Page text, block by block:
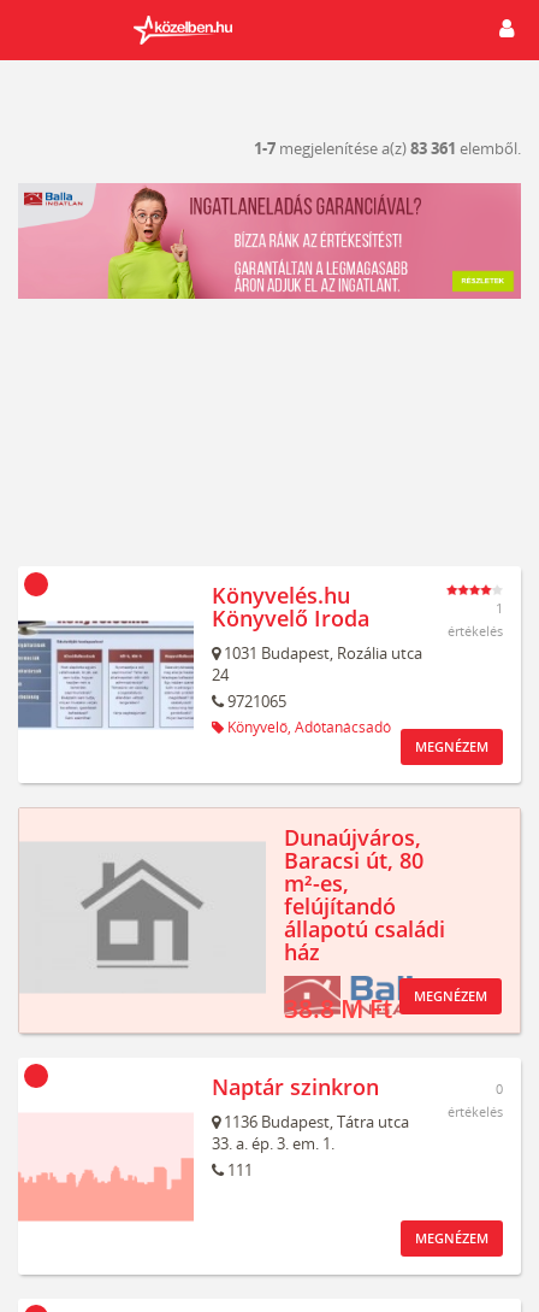
1-7 megjelenítése a(z)83 361 elemből.
Könyvelés.hu
Könyvelő Iroda
1031 Budapest, Rozália utca
24
9721065
Könyvelő, Adótanácsadó
1
értékelés
MEGNÉZEM
Dunaújváros,
Baracsi út, 80
m²-es,
felújítandó
állapotú családi
ház
38.8 M Ft MEGNÉZEM
Naptár szinkron
1136 Budapest,Tátra utca
33. a. ép. 3. em. 1.
111
0
értékelés
MEGNÉZEM